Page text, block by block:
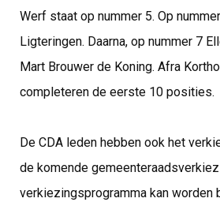
Werf staat op nummer 5. Op
Ligteringen. Daarna, op nummer 7
Mart Brouwer de Koning. Afra
completeren de eerste 10 posities.
De CDA leden hebben ook het
de komende
verkiezingsprogramma kan